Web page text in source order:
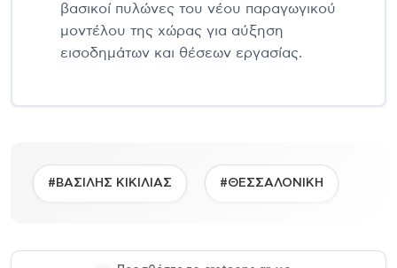
βασικοί πυλώνες του νέου παραγωγικού
μοντέλου της χώρας για αύξηση
εισοδημάτων και θέσεων εργασίας.
#ΒΑΣΙΛΗΣ ΚΙΚΙΛΙΑΣ #ΘΕΣΣΑΛΟΝΙΚΗ